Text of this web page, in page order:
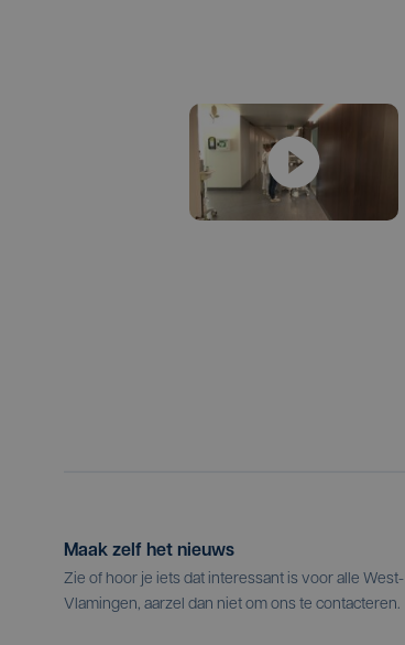
Maak zelf het nieuws
Zie of hoor je iets dat interessant is voor alle West-
Vlamingen, aarzel dan niet om ons te contacteren.